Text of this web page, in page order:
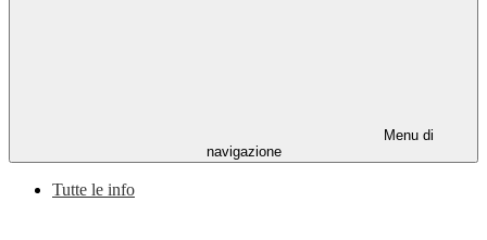
Menu di
navigazione
Tutte le info